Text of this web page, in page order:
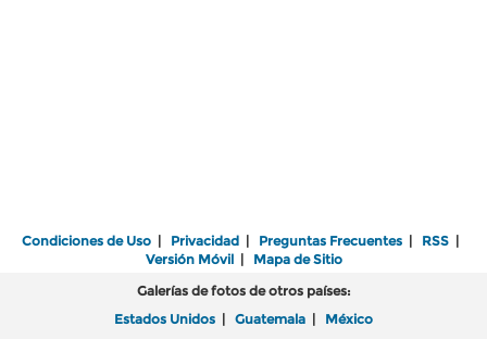
Condiciones de Uso | Privacidad | Preguntas Frecuentes | RSS |
Versión Móvil| Mapa de Sitio
Galerías de fotos de otros países:
Estados Unidos | Guatemala | México